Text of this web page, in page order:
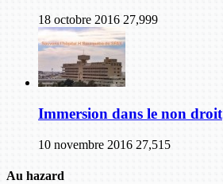
18 octobre 2016 27,999
Immersion dans le non droit
10 novembre 2016 27,515
Au hazard